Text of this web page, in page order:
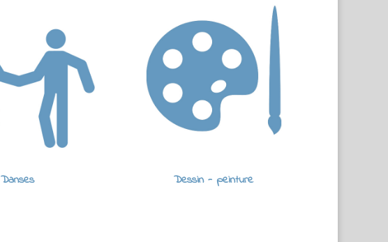
Danses Dessin - peinture